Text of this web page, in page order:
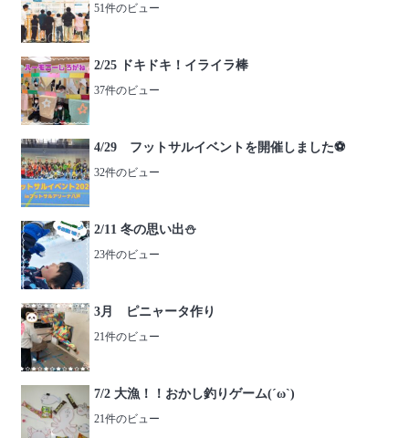
51件のビュー
2/25 ドキドキ！イライラ棒
37件のビュー
4/29 フットサルイベントを開催しました⚽️
32件のビュー
2/11 冬の思い出⛄️
23件のビュー
3月 ピニャータ作り
21件のビュー
7/2 大漁！！おかし釣りゲーム(´ω`)
21件のビュー